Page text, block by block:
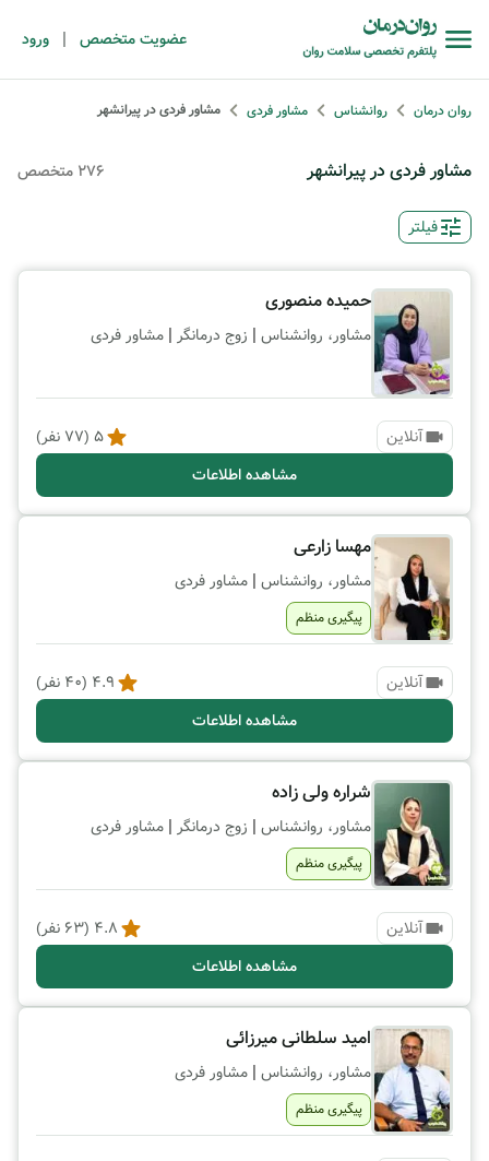
عضویت متخصص | ورود
روان درمان روانشناس مشاور فردی مشاور فردی در پیرانشهر
مشاور فردی در پیرانشهر 276 متخصص
فیلتر
حمیده منصوری
مشاور، روانشناس | زوج درمانگر | مشاور فردی
آنلاین 5
(
77 نفر)
مشاهده اطلاعات
مهسا زارعی
مشاور، روانشناس | مشاور فردی
پیگیری منظم
آنلاین 4.9
(
40 نفر)
مشاهده اطلاعات
شراره ولی زاده
مشاور، روانشناس | زوج درمانگر | مشاور فردی
پیگیری منظم
آنلاین 4.8
(
63 نفر)
مشاهده اطلاعات
امید سلطانی میرزائی
مشاور، روانشناس | مشاور فردی
پیگیری منظم